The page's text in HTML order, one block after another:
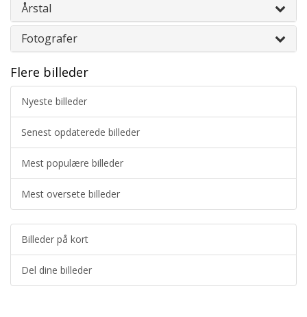
Årstal
Fotografer
Flere billeder
Nyeste billeder
Senest opdaterede billeder
Mest populære billeder
Mest oversete billeder
Billeder på kort
Del dine billeder